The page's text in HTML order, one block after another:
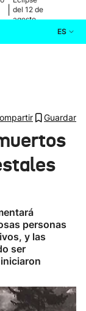
del 12 de
agosto
ES
Guardar
personas
y las
ser